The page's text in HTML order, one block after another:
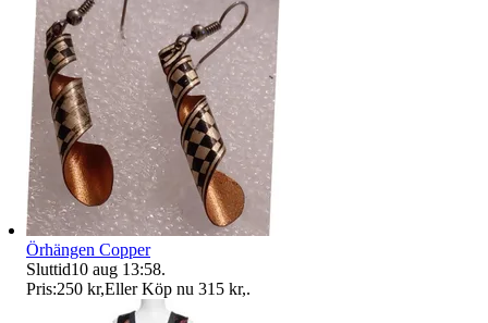
Örhängen Copper
Sluttid10 aug 13:58.
Pris:250 kr,Eller Köp nu 315 kr,.